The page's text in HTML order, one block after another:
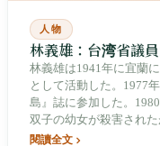
人物
林義雄：台湾省議
林義雄は1941年に宜蘭
として活動した。1977
島』誌に参加した。
双子の幼女が殺害され
年に出獄後、ハーバー
閱讀全文